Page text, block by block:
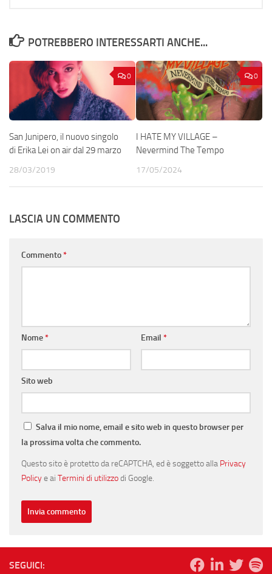
POTREBBERO INTERESSARTI ANCHE...
0
San Junipero, il nuovo singolo
di Erika Lei on air dal 29 marzo
28/03/2019
0
I HATE MY VILLAGE –
Nevermind The Tempo
17/05/2024
LASCIA UN COMMENTO
Commento*
Nome* Email *
Sito web
Salva il mio nome, email e sito web in questo browser per
la prossima volta che commento.
Questo sito è protetto da reCAPTCHA, ed è soggetto alla Privacy
Policye ai Termini di utilizzodi Google.
SEGUICI: